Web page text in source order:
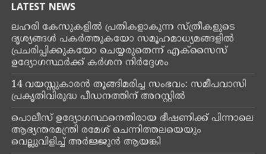
LATEST NEWS
ലഹരി കേസുകളിൽ പ്രതികളാകുന്ന സ്ത്രീകളുടെ
ദൃശ്യങ്ങൾ പകർത്തുകയോ സമൂഹമാധ്യമങ്ങളിൽ
പ്രചരിപ്പിക്കുകയോ ചെയ്യരുതെന്ന് എക്‌സൈസ്
ഉദ്യോഗസ്ഥർക്ക് കർശന നിർദ്ദേശം
14 വയസ്സുകാരൻ തൂങ്ങിമരിച്ച സംഭവം: സമീപവാസി
പ്രകൃതിവിരുദ്ധ പീഡനത്തിന് അറസ്റ്റിൽ
പൊലീസ് ഉദ്യോഗസ്ഥനെതിരായ ഭീഷണിക്ക് പിന്നാലെ
ആഭ്യന്തരമന്ത്രി രമേശ് ചെന്നിത്തലയെയും
വെല്ലുവിളിച്ച് അര്‍ജ്ജുന്‍ ആയങ്കി